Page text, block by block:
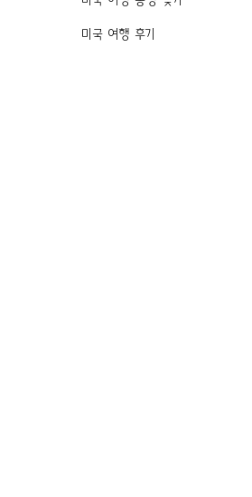
미국 여행 후기